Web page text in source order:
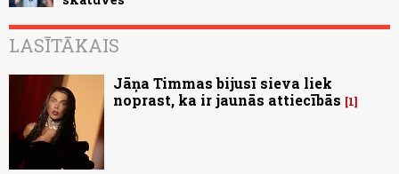
LASĪTĀKAIS
Jāņa Timmas bijusī sieva liek
noprast, ka ir jaunās attiecībās
1